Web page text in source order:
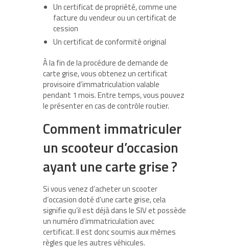
Un certificat de propriété, comme une
facture du vendeur ou un certificat de
cession
Un certificat de conformité original
À la fin de la procédure de demande de
carte grise, vous obtenez un certificat
provisoire d’immatriculation valable
pendant 1 mois. Entre temps, vous pouvez
le présenter en cas de contrôle routier.
Comment immatriculer
un scooteur d’occasion
ayant une carte grise ?
Si vous venez d’acheter un scooter
d’occasion doté d’une carte grise, cela
signifie qu’il est déjà dans le SIV et possède
un numéro d’immatriculation avec
certificat. Il est donc soumis aux mêmes
règles que les autres véhicules.